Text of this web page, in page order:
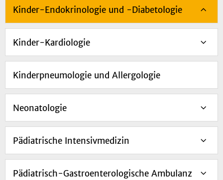
Kinder-Endokrinologie und -Diabetologie
Kinder-Kardiologie
Kinderpneumologie und Allergologie
Neonatologie
Pädiatrische Intensivmedizin
Pädiatrisch-Gastroenterologische Ambulanz